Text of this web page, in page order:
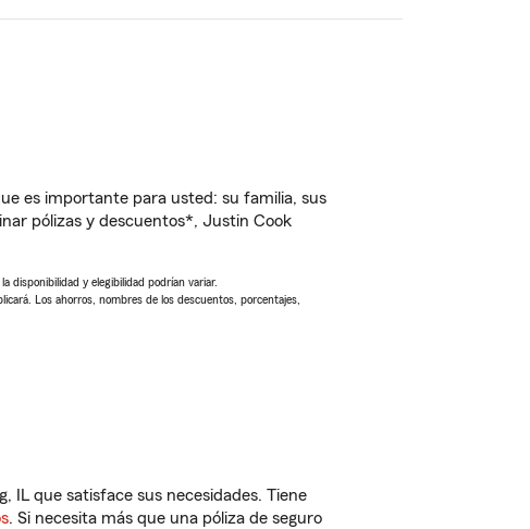
es importante para usted: su familia, sus
pólizas y descuentos*, Justin Cook
disponibilidad y elegibilidad podrían variar.
Los ahorros, nombres de los descuentos, porcentajes,
IL que satisface sus necesidades. Tiene
. Si necesita más que una póliza de seguro